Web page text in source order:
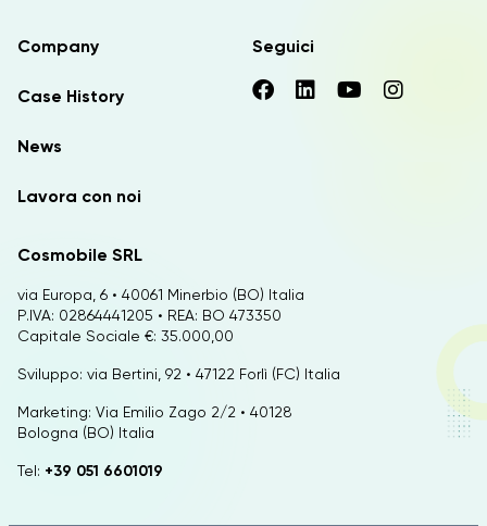
Cosmobile SRL
via Europa, 6 • 40061 Minerbio (BO) Italia
P.IVA: 02864441205 • REA: BO 473350
Capitale Sociale €: 35.000,00
Sviluppo: via Bertini, 92 • 47122 Forlì (FC) Italia
Marketing: Via Emilio Zago 2/2 • 40128
Bologna (BO) Italia
Tel: +39 051 6601019
Company
Case History
News
Lavora con noi
Seguici